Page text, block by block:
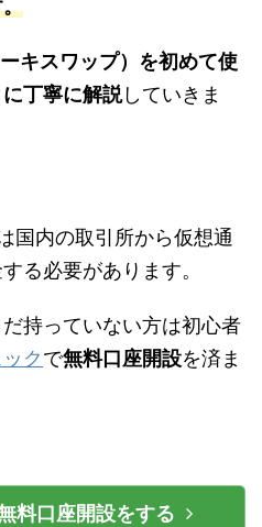
キスワップ）を初めて使
丁寧に解説していきま
国内の取引所から仮想通
る必要があります。
持っていない方は初心者
クで無料口座開設を済ま
料口座開設をする